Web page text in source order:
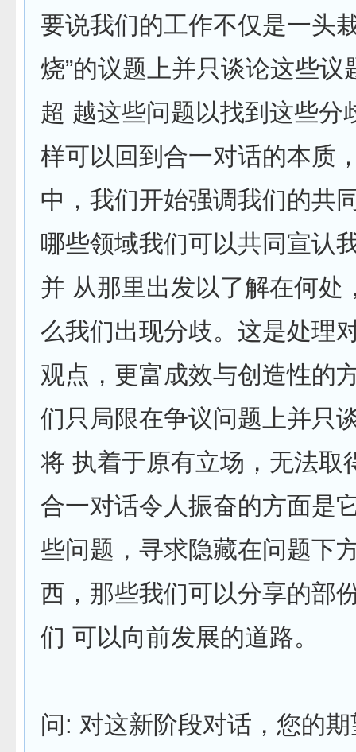
要说我们的工作不仅是一头
烧”的议题上并只谈论这些议
超 越这些问题以找到这些分
样可以回到合一对话的本质
中，我们开始强调我们的共
哪些领域我们可以共同宣认
并 从那里出发以了解在何处
么我们出现分歧。这是处理
观点，更富成效与创造性的
们只局限在争议问题上并只
将 执着于原有立场，无法取
合一对话令人振奋的方面是
些问题，寻求隐藏在问题下
西，那些我们可以分享的部
们 可以向前发展的道路。
问: 对这新阶段对话，您的